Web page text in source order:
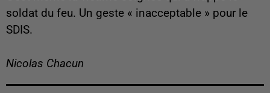
soldat du feu. Un geste « inacceptable » pour le
SDIS.
Nicolas Chacun